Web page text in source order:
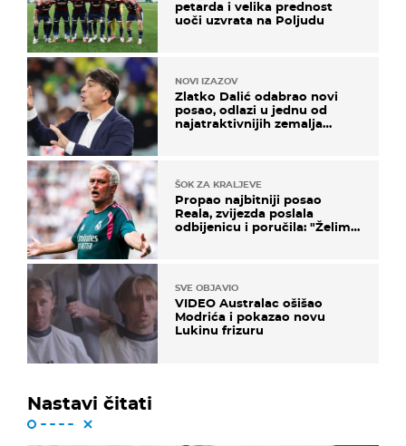
petarda i velika prednost
uoči uzvrata na Poljudu
NOVI IZAZOV
Zlatko Dalić odabrao novi
posao, odlazi u jednu od
najatraktivnijih zemalja
ŠOK ZA KRALJEVE
Propao najbitniji posao
Reala, zvijezda poslala
odbijenicu i poručila: "Želim
SVE OBJAVIO
VIDEO Australac ošišao
Modrića i pokazao novu
Lukinu frizuru
Nastavi čitati